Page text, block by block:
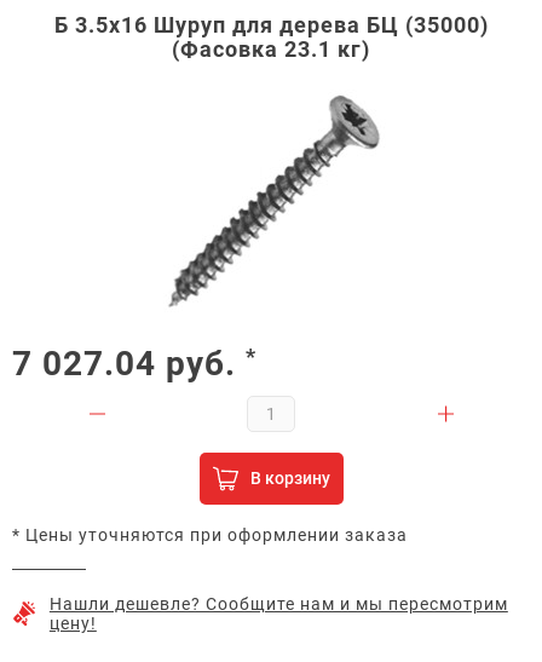
Б 3.5х16 Шуруп для дерева БЦ (35000)
(Фасовка 23.1 кг)
7 027.04 руб. *
В корзину
* Цены уточняются при оформлении заказа
Нашли дешевле? Сообщите нам и мы пересмотрим
цену!